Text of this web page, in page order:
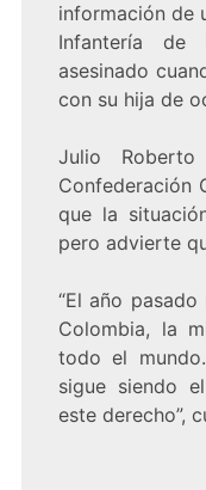
información de
Infantería de
asesinado
con su hija de
Julio
Confederación
que la
pero advierte
“El año
Colombia, la
todo el
sigue siendo
este derecho”,